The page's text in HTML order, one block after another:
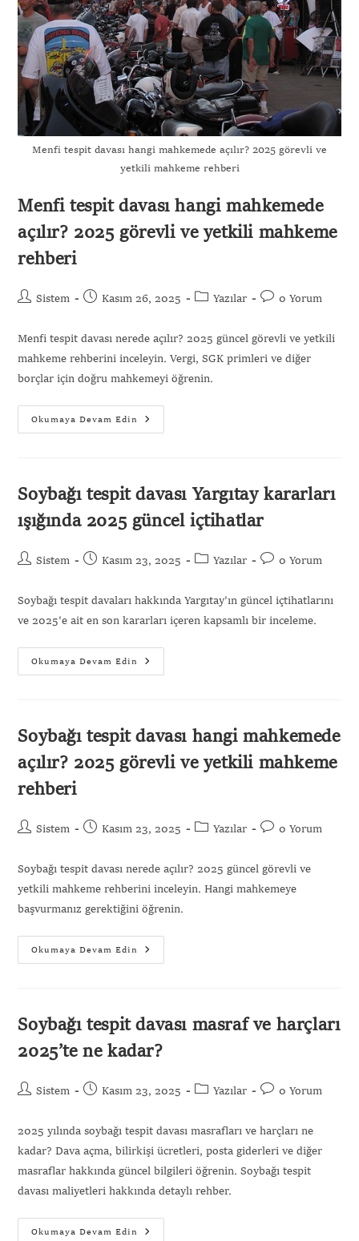
Menfi tespit davası hangi mahkemede açılır? 2025 görevli ve
yetkili mahkeme rehberi
Menfi tespit davası hangi mahkemede
açılır? 2025 görevli ve yetkili mahkeme
rehberi
Sistem Kasım 26, 2025 Yazılar 0 Yorum
Menfi tespit davası nerede açılır? 2025 güncel görevli ve yetkili
mahkeme rehberini inceleyin. Vergi, SGK primleri ve diğer
borçlar için doğru mahkemeyi öğrenin.
Okumaya Devam Edin
Soybağı tespit davası Yargıtay kararları
ışığında 2025 güncel içtihatlar
Sistem Kasım 23, 2025 Yazılar 0 Yorum
Soybağı tespit davaları hakkında Yargıtay'ın güncel içtihatlarını
ve 2025'e ait en son kararları içeren kapsamlı bir inceleme.
Okumaya Devam Edin
Soybağı tespit davası hangi mahkemede
açılır? 2025 görevli ve yetkili mahkeme
rehberi
Sistem Kasım 23, 2025 Yazılar 0 Yorum
Soybağı tespit davası nerede açılır? 2025 güncel görevli ve
yetkili mahkeme rehberini inceleyin. Hangi mahkemeye
başvurmanız gerektiğini öğrenin.
Okumaya Devam Edin
Soybağı tespit davası masraf ve harçları
2025’te ne kadar?
Sistem Kasım 23, 2025 Yazılar 0 Yorum
2025 yılında soybağı tespit davası masrafları ve harçları ne
kadar? Dava açma, bilirkişi ücretleri, posta giderleri ve diğer
masraflar hakkında güncel bilgileri öğrenin. Soybağı tespit
davası maliyetleri hakkında detaylı rehber.
Okumaya Devam Edin